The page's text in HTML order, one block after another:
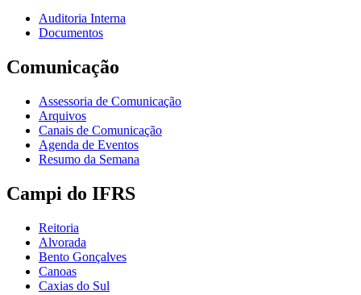
Auditoria Interna
Documentos
Comunicação
Assessoria de Comunicação
Arquivos
Canais de Comunicação
Agenda de Eventos
Resumo da Semana
Campi do IFRS
Reitoria
Alvorada
Bento Gonçalves
Canoas
Caxias do Sul